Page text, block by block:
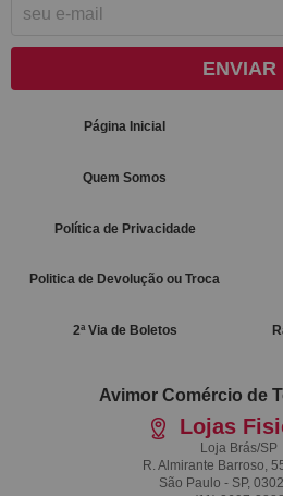
ENVIAR
Página Inicial
Quem Somos
Política de Privacidade
Politica de Devolução ou Troca
2ª Via de Boletos
Avimor Comércio de
Lojas
Loja Brás/SP
R. Almirante Barroso,
São Paulo - SP,